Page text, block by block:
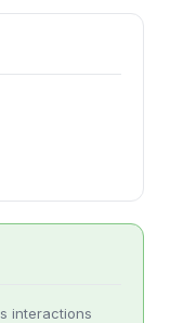
interactions